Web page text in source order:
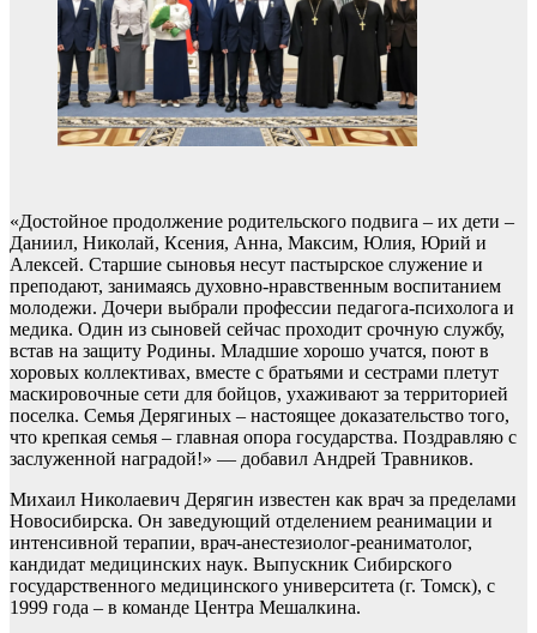
«Достойное продолжение родительского подвига – их дети –
Даниил, Николай, Ксения, Анна, Максим, Юлия, Юрий и
Алексей. Старшие сыновья несут пастырское служение и
преподают, занимаясь духовно-нравственным воспитанием
молодежи. Дочери выбрали профессии педагога-психолога и
медика. Один из сыновей сейчас проходит срочную службу,
встав на защиту Родины. Младшие хорошо учатся, поют в
хоровых коллективах, вместе с братьями и сестрами плетут
маскировочные сети для бойцов, ухаживают за территорией
поселка. Семья Дерягиных – настоящее доказательство того,
что крепкая семья – главная опора государства. Поздравляю с
заслуженной наградой!» — добавил Андрей Травников.
Михаил Николаевич Дерягин известен как врач за пределами
Новосибирска. Он заведующий отделением реанимации и
интенсивной терапии, врач-анестезиолог-реаниматолог,
кандидат медицинских наук. Выпускник Сибирского
государственного медицинского университета (г. Томск), с
1999 года – в команде Центра Мешалкина.